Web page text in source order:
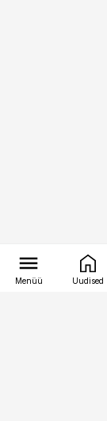
Menüü Uudised